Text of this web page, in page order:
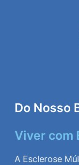
Do Nosso
Viver com
A Esclerose